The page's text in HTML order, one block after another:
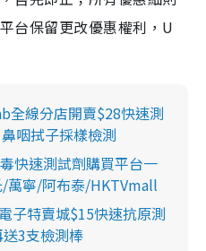
台保留更改優惠權利，U
全線分店開賣$28快速測
咽拭子採樣檢測
快速測試劑購買平台一
萬寧/阿布泰/HKTVmall
子特賣城$15快速抗原測
3支檢測棒